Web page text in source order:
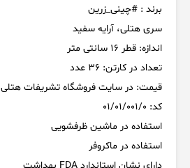
برند : #چینی_زرین
سری هتلی، آرایه سفید
اندازه: قطر ۱۶ سانتی متر
تعداد در کارتن: ۳۶ عدد
قیمت: در سایت فروشگاه تشریفات هتلی
کد: 01/01/001/0
استفاده در ماشین ظرفشویی️
استفاده در ماکروفر️